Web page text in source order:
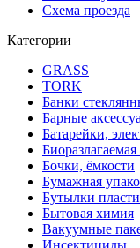
Схема проезда
Категории
GRASS
TORK
Банки
Барные
Батарейки,
Биоразлагаемая
Бочки, ёмкости
Бумажная
Бутылки
Бытовая химия
Вакуумные
Инсектициды